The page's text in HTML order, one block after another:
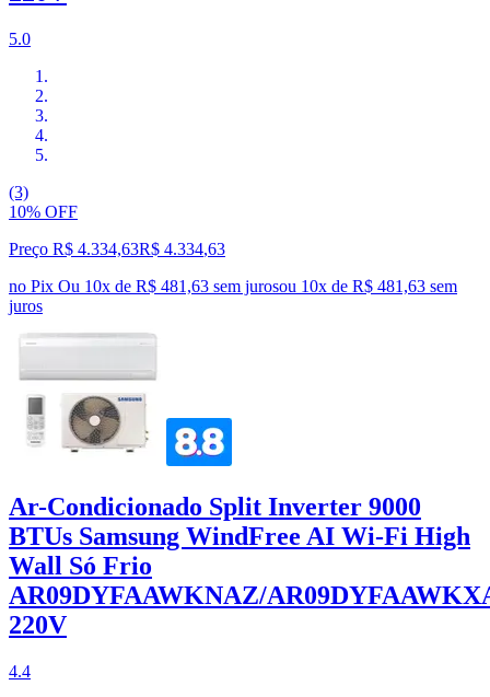
5.0
(3)
10% OFF
Preço R$ 4.334,63R$ 4.334,63
no Pix Ou 10x de R$ 481,63 sem jurosou 10x de R$ 481,63 sem
juros
Ar-Condicionado Split Inverter 9000
BTUs Samsung WindFree AI Wi-Fi High
Wall Só Frio
AR09DYFAAWKNAZ/
220V
4.4